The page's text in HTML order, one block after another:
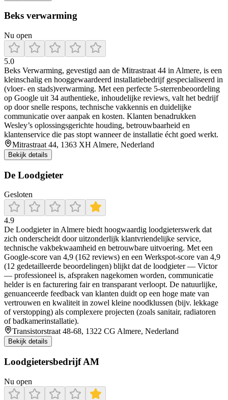
Beks verwarming
Nu open
5.0
Beks Verwarming, gevestigd aan de Mitrastraat 44 in Almere, is een
kleinschalig en hooggewaardeerd installatiebedrijf gespecialiseerd in
(vloer‑ en stads)verwarming. Met een perfecte 5‑sterrenbeoordeling
op Google uit 34 authentieke, inhoudelijke reviews, valt het bedrijf
op door snelle respons, technische vakkennis en duidelijke
communicatie over aanpak en kosten. Klanten benadrukken
Wesley’s oplossingsgerichte houding, betrouwbaarheid en
klantenservice die pas stopt wanneer de installatie écht goed werkt.
Mitrastraat 44, 1363 XH Almere, Nederland
Bekijk details
De Loodgieter
Gesloten
4.9
De Loodgieter in Almere biedt hoogwaardig loodgieterswerk dat
zich onderscheidt door uitzonderlijk klantvriendelijke service,
technische vakbekwaamheid en betrouwbare uitvoering. Met een
Google-score van 4,9 (162 reviews) en een Werkspot-score van 4,9
(12 gedetailleerde beoordelingen) blijkt dat de loodgieter — Victor
— professioneel is, afspraken nagekomen worden, communicatie
helder is en facturering fair en transparant verloopt. De natuurlijke,
genuanceerde feedback van klanten duidt op een hoge mate van
vertrouwen en kwaliteit in zowel kleine noodklussen (bijv. lekkage
of verstopping) als complexere projecten (zoals sanitair, radiatoren
of badkamerinstallatie).
Transistorstraat 48-68, 1322 CG Almere, Nederland
Bekijk details
Loodgietersbedrijf AM
Nu open